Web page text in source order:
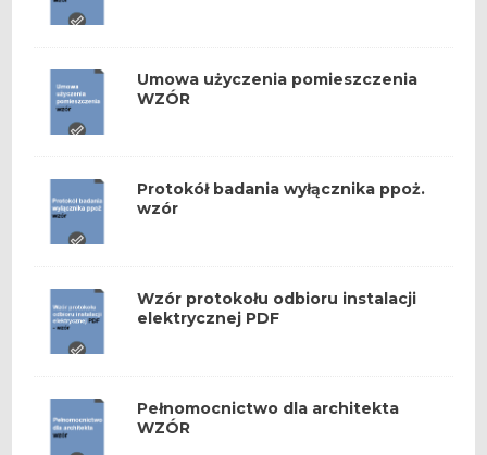
Umowa użyczenia pomieszczenia
WZÓR
Protokół badania wyłącznika ppoż.
wzór
Wzór protokołu odbioru instalacji
elektrycznej PDF
Pełnomocnictwo dla architekta
WZÓR